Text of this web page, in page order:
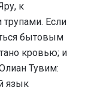
к
Если
бытовым
кровью; и
Тувим:
язык